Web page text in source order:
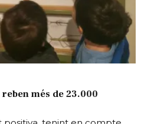
més de 23.000